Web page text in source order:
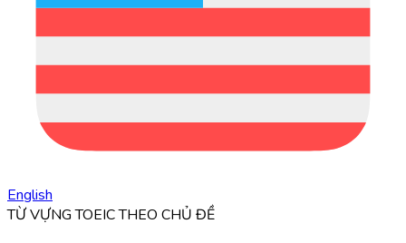
English
TỪ VỰNG TOEIC THEO CHỦ ĐỀ